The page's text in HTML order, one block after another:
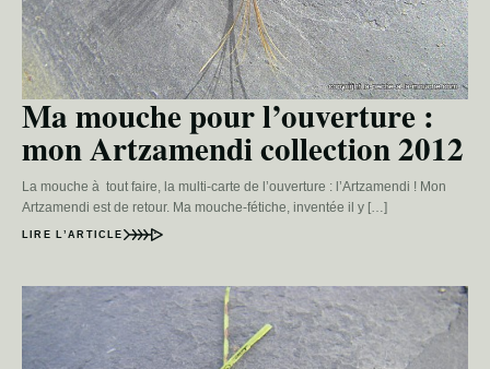
Ma mouche pour l’ouverture :
mon Artzamendi collection 2012
La mouche à tout faire, la multi-carte de l’ouverture : l’Artzamendi ! Mon
Artzamendi est de retour. Ma mouche-fétiche, inventée il y […]
LIRE L’ARTICLE